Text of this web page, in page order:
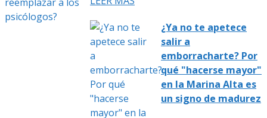
¿Ya no te apetece
salir a
emborracharte? Por
qué "hacerse mayor"
en la Marina Alta es
un signo de madurez